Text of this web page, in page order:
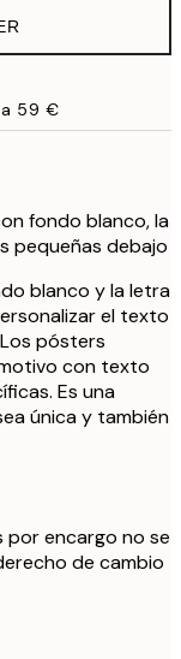
59 €
fondo blanco, la
pequeñas debajo
blanco y la letra
el texto
pósters
con texto
Es una
única y también
por encargo no se
de cambio